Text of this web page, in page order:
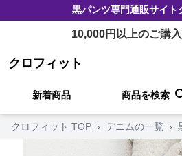
黒パンツ専門通販サイト
10,000円以上のご購
クロフィット
新着商品 商品を検索
クロフィット TOP › デニムの一覧 ›